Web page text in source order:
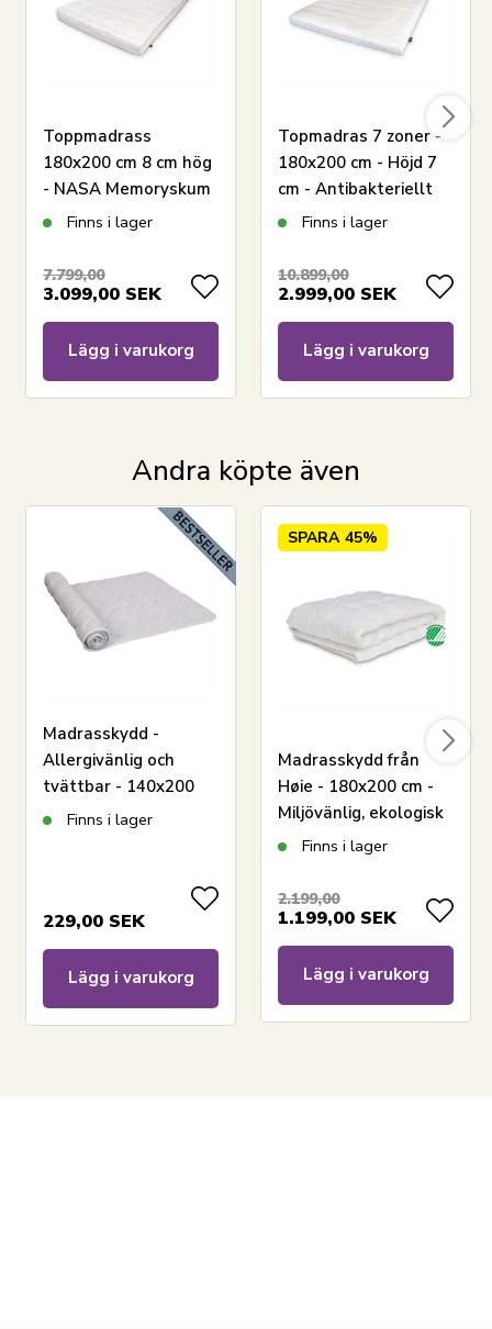
behaglig nattsömn samt pryder ditt hem med modernt
och snyggt hemtillbehör.
LÄGG I VARUKORGEN
Läs vår toppmadrassguide
Se vårt stora utbud av Overmadrasslaken
Har du frågor om produkten?
Toppmadrass
180x200 cm 8 cm hög
- NASA Memoryskum
- Ergonomisk
Living
tryckavlastande
madrass
Finns i lager
7.799,00
3.099,00 SEK
Lägg i varukorg
Topmadras 7 zoner -
180x200 cm - Höjd 7
cm - Antibakteriellt
överdrag med aloe
topmadras för
dubbelsäng - By Borg
Finns i lager
10.899,00
2.999,00 SEK
Lägg i varukorg
Andra köpte även
Madrasskydd -
Allergivänlig och
tvättbar - 140x200
cm - Mjuk och praktisk
Finns i lager
229,00 SEK
Lägg i varukorg
SPARA 45%
Madrasskydd från
Høie - 180x200 cm -
Miljövänlig, ekologisk
och bekväm
of Scandinavia
Finns i lager
2.199,00
1.199,00 SEK
Lägg i varukorg